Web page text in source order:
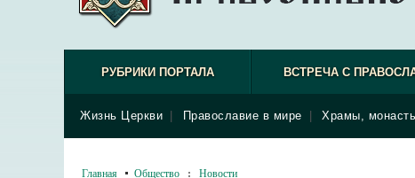
РУБРИКИ ПОРТАЛА ВСТРЕЧА С
Жизнь Церкви Православие в мире Храмы,
Главная Общество : Новости